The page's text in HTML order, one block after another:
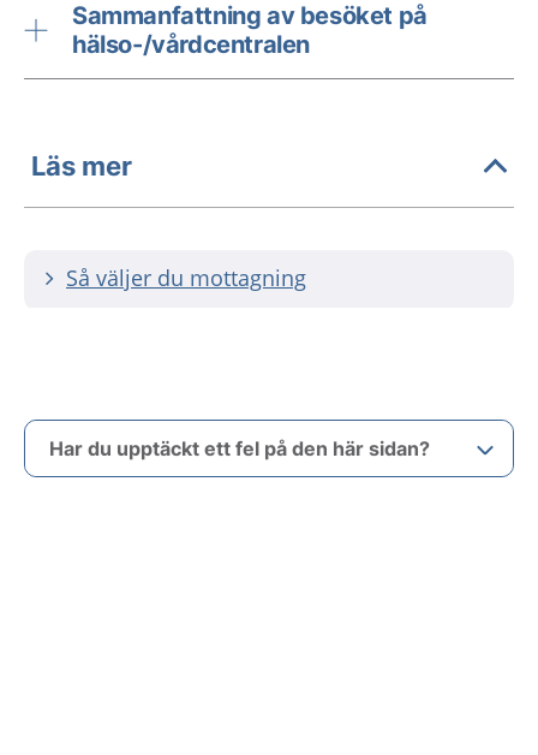
Sammanfattning av besöket på
hälso-/vårdcentralen
Läs mer
Så väljer du mottagning
Har du upptäckt ett fel på den här sidan?